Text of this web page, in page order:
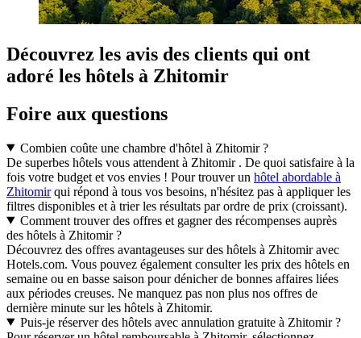
Découvrez les avis des clients qui ont
adoré les hôtels à Zhitomir
Foire aux questions
Combien coûte une chambre d'hôtel à Zhitomir ?
De superbes hôtels vous attendent à Zhitomir . De quoi satisfaire à la
fois votre budget et vos envies ! Pour trouver un hôtel abordable à
Zhitomirqui répond à tous vos besoins, n'hésitez pas à appliquer les
filtres disponibles et à trier les résultats par ordre de prix (croissant).
Comment trouver des offres et gagner des récompenses auprès
des hôtels à Zhitomir ?
Découvrez des offres avantageuses sur des hôtels à Zhitomir avec
Hotels.com. Vous pouvez également consulter les prix des hôtels en
semaine ou en basse saison pour dénicher de bonnes affaires liées
aux périodes creuses. Ne manquez pas non plus nos offres de
dernière minute sur les hôtels à Zhitomir.
Puis-je réserver des hôtels avec annulation gratuite à Zhitomir ?